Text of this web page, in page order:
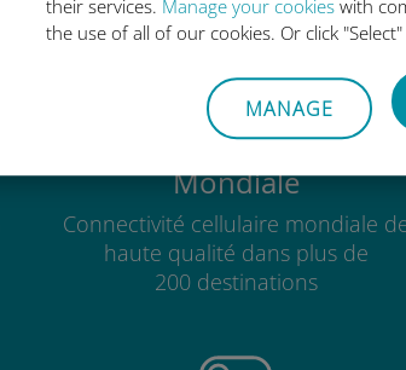
their services. Manage your cookies with
the use of all of our cookies. Or click
MANAGE
Mondiale
Connectivité cellulaire mondiale
haute qualité dans plus de
200 destinations